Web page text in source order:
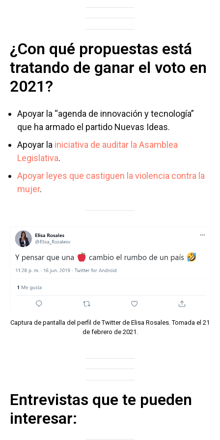
¿Con qué propuestas está
tratando de ganar el voto en
2021?
Apoyar la “agenda de innovación y tecnología”
que ha armado el partido Nuevas Ideas.
Apoyar la iniciativa de auditar la Asamblea
Legislativa.
Apoyar leyes que castiguen la violencia contra la
mujer.
Captura de pantalla del perfil de Twitter de Elisa Rosales. Tomada el 21
de febrero de 2021.
Entrevistas que te pueden
interesar: